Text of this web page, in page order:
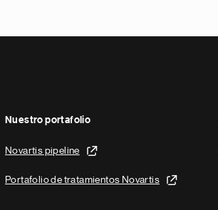
Nuestro portafolio
Novartis pipeline
Portafolio de tratamientos Novartis